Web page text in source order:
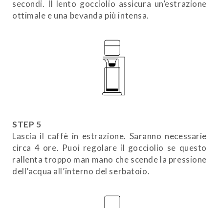
secondi. Il lento gocciolio assicura un’estrazione
ottimale e una bevanda più intensa.
STEP 5
Lascia il caffè in estrazione. Saranno necessarie
circa 4 ore. Puoi regolare il gocciolio se questo
rallenta troppo man mano che scende la pressione
dell’acqua all’interno del serbatoio.